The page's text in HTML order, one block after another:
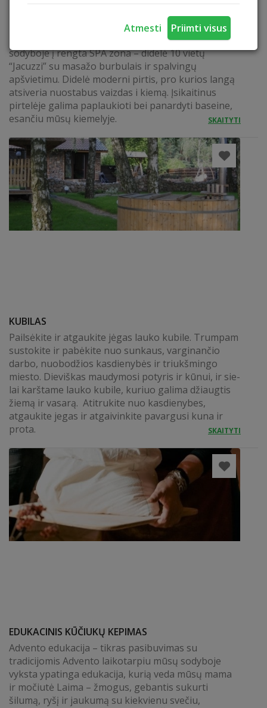
Atmesti Priimti visus
Mėgstantiems didesnę prabangą – Petrauskų
sodyboje į rengta SPA zona – didelė 10 vietų
“Jacuzzi” su masažo burbulais ir spalvingų
apšvietimu. Didelė moderni pirtis, pro kurios langą
atsiveria nuostabus vaizdas i kiemą. Įsikaitinus
pirtelėje galima paplaukioti bei panardyti baseine,
esančiu mūsų kiemelyje.
SKAITYTI
KUBILAS
Pailsėkite ir atgaukite jėgas lauko kubile. Trumpam
sustokite ir pabėkite nuo sunkaus, varginančio
darbo, nuobodžios kasdienybės ir triukšmingo
miesto. Dieviškas mau­dy­mo­si po­ty­ris ir kū­nui, ir sie­
lai karštame lauko ku­bi­le, ku­riuo ga­li­ma džiaug­tis
žie­mą ir va­sa­rą. Atitrukite nuo kasdienybes,
atgaukite jegas ir atgaivinkite pavargusi kuna ir
prota.
SKAITYTI
EDUKACINIS KŪČIUKŲ KEPIMAS
Advento edukacija – tikras pasibuvimas su
tradicijomis Advento laikotarpiu mūsų sodyboje
vyksta ypatinga edukacija, kurią veda mūsų mama
ir močiutė Laima – žmogus, gebantis sukurti
šilumą, ryšį ir jaukumą su kiekvienu svečiu,